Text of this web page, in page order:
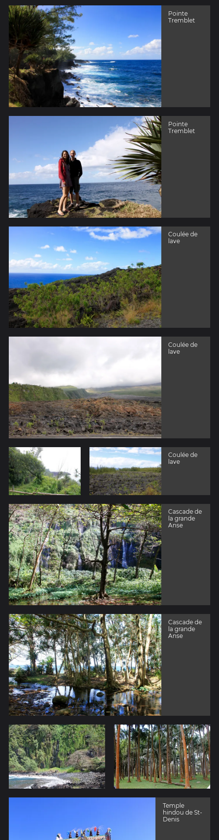
Pointe
Tremblet
Pointe
Tremblet
Coulée de
lave
Coulée de
lave
Coulée de
lave
Cascade de
la grande
Anse
Cascade de
la grande
Anse
Temple
hindou de St-
Denis